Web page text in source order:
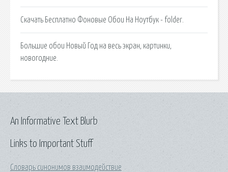
Скачать Бесплатно Фоновые Обои На Ноутбук - folder.
Большие обои Новый Год на весь экран, картинки,
новогодние.
Links to Important Stuff
Словарь синонимов взаимодействие
An Informative Text Blurb